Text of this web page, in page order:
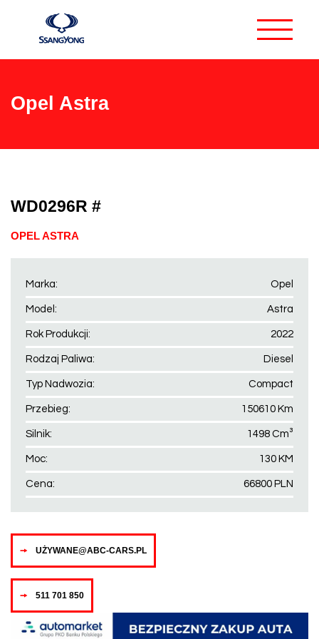
Opel Astra
WD0296R #
OPEL ASTRA
Marka: Opel
Model: Astra
Rok Produkcji: 2022
Rodzaj Paliwa: Diesel
Typ Nadwozia: Compact
Przebieg: 150610 Km
Silnik: 1498 Cm³
Moc: 130 KM
Cena: 66800 PLN
UŻYWANE@ABC-CARS.PL
511 701 850